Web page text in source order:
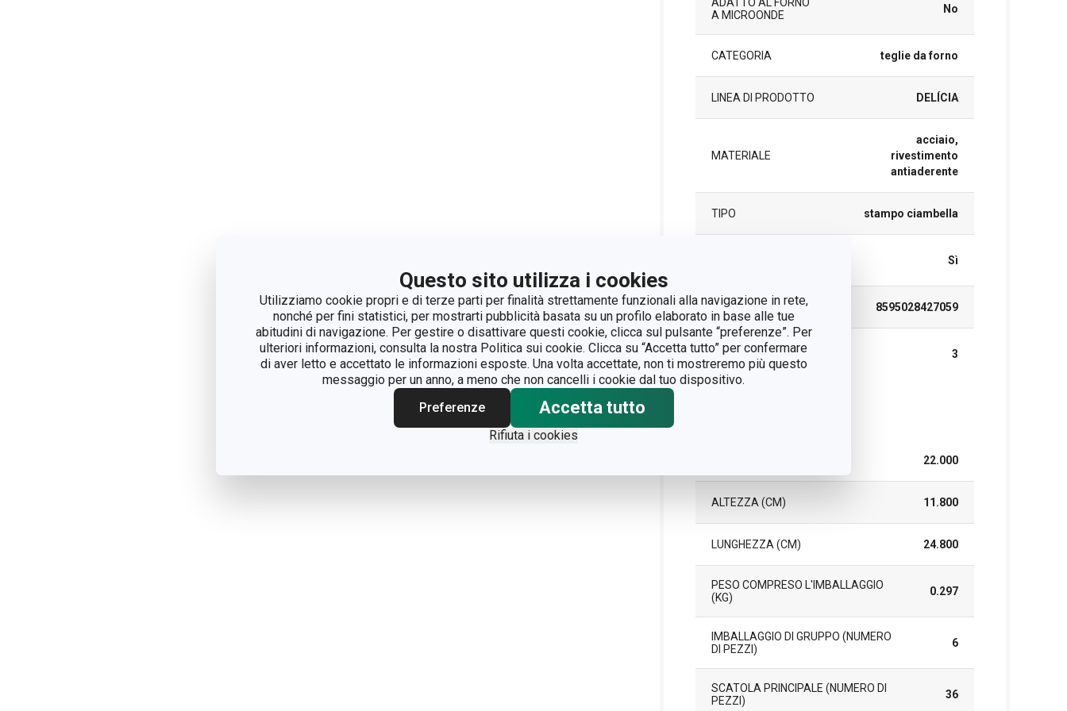
Questo sito utilizza i cookies
Utilizziamo cookie propri e di terze parti per finalità strettamente funzionali alla navigazione in rete,
nonché per fini statistici, per mostrarti pubblicità basata su un profilo elaborato in base alle tue
abitudini di navigazione. Per gestire o disattivare questi cookie, clicca sul pulsante “preferenze”. Per
ulteriori informazioni, consulta la nostra Politica sui cookie. Clicca su “Accetta tutto” per confermare
di aver letto e accettato le informazioni esposte. Una volta accettate, non ti mostreremo più questo
messaggio per un anno, a meno che non cancelli i cookie dal tuo dispositivo.
Preferenze
Accetta tutto
Rifiuta i cookies
A MICROONDE
No
CATEGORIA teglie da forno
LINEA DI PRODOTTO DELÍCIA
MATERIALE
acciaio,
rivestimento
antiaderente
TIPO stampo ciambella
Sì
EAN 8595028427059
DURATA DELLA
GARANZIA (IN ANNI)
3
22.000
ALTEZZA (CM) 11.800
LUNGHEZZA (CM) 24.800
PESO COMPRESO L'IMBALLAGGIO
(KG)
0.297
IMBALLAGGIO DI GRUPPO (NUMERO
DI PEZZI)
6
SCATOLA PRINCIPALE (NUMERO DI
PEZZI)
36